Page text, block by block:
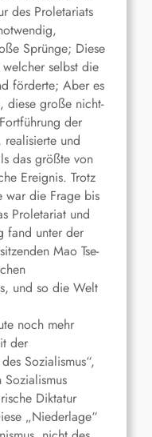
des Proletariats
Sprünge; Diese
selbst die
förderte; Aber es
diese große nicht-
der
realisierte und
das größte von
Ereignis. Trotz
war die Frage bis
Proletariat und
fand unter der
Mao Tse-
und so die Welt
noch mehr
der
Sozialismus“,
Diktatur
„Niederlage“